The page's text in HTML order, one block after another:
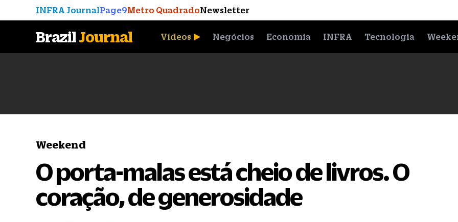
INFRA JournalPage9Metro QuadradoNewsletter
BrazilJournal Vídeos Negócios Economia INFRA Tecnologia
Weekend
O porta-malas está cheio de livros. O
coração, de generosidade